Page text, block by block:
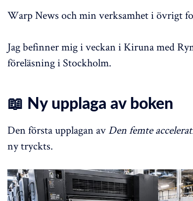
Warp News och min verksamhet i övrigt
Jag befinner mig i veckan i Kiruna med
föreläsning i Stockholm.
📖 Ny upplaga av boken
Den första upplagan av Den femte
ny tryckts.